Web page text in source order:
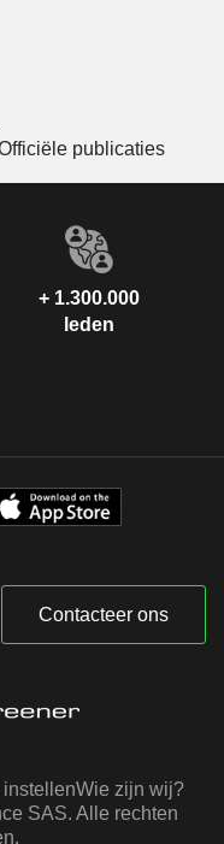
publicaties
+ 1.300.000
leden
Contacteer ons
Wie zijn wij?
SAS. Alle rechten